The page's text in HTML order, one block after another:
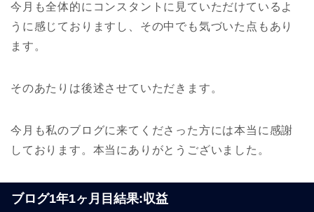
今月も全体的にコンスタントに見ていただけているよ
うに感じておりますし、その中でも気づいた点もあり
ます。
そのあたりは後述させていただきます。
今月も私のブログに来てくださった方には本当に感謝
しております。本当にありがとうございました。
ブログ1年1ヶ月目結果:収益